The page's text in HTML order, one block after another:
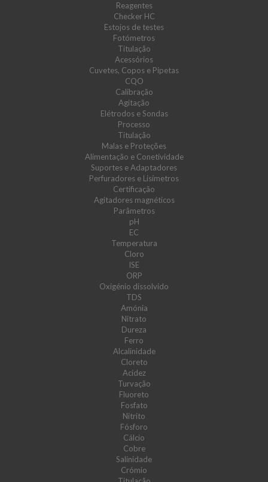
Reagentes
Checker HC
Estojos de testes
Fotómetros
Titulação
Acessórios
Cuvetes, Copos e Pipetas
CQO
Calibração
Agitação
Elétrodos e Sondas
Processo
Titulação
Malas e Proteções
Alimentação e Conetividade
Suportes e Adaptadores
Perfuradores e Lisímetros
Certificação
Agitadores magnéticos
Parâmetros
pH
EC
Temperatura
Cloro
ISE
ORP
Oxigénio dissolvido
TDS
Amónia
Nitrato
Dureza
Ferro
Alcalinidade
Cloreto
Acidez
Turvação
Fluoreto
Fosfato
Nitrito
Fósforo
Cálcio
Cobre
Salinidade
Crómio